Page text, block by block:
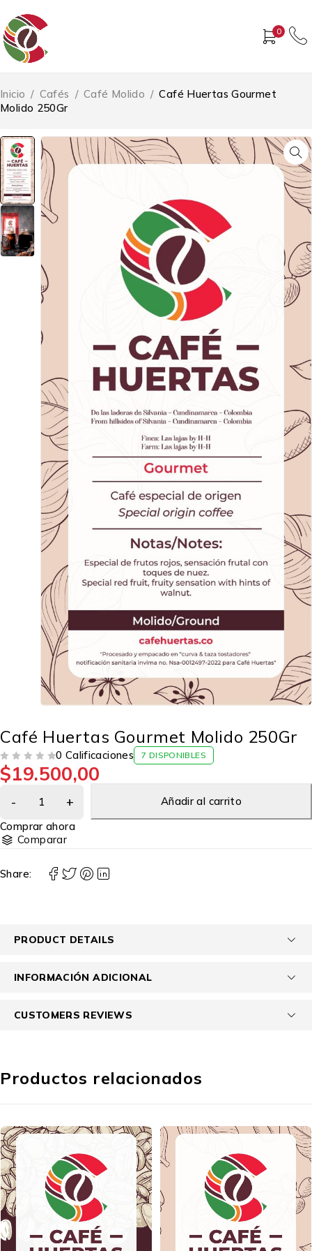
0
Inicio / Cafés / Café Molido / Café Huertas Gourmet
Molido 250Gr
Café Huertas Gourmet Molido 250Gr
0 Calificaciones 7 DISPONIBLES
$19.500,00
Añadir al carrito
Comprar ahora
Comparar
Share:
PRODUCT DETAILS
INFORMACIÓN ADICIONAL
CUSTOMERS REVIEWS
Productos relacionados